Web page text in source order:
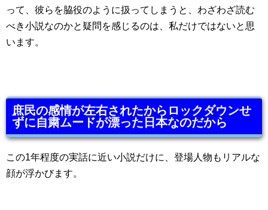
って、彼らを脇役のように扱ってしまうと、わざわざ読む
べき小説なのかと疑問を感じるのは、私だけではないと思
います。
庶民の感情が左右されたからロックダウンせ
ずに自粛ムードが漂った日本なのだから
この1年程度の実話に近い小説だけに、登場人物もリアルな
顔が浮かびます。